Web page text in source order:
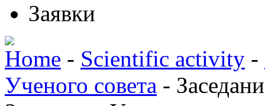
Заявки
Home - Scientific activity -
Ученого совета -